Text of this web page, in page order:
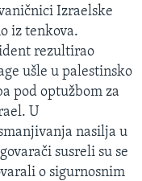
Izraelske
iz tenkova.
rezultirao
ušle u palestinsko
pod optužbom za
U
nasilja u
susreli su se
o sigurnosnim